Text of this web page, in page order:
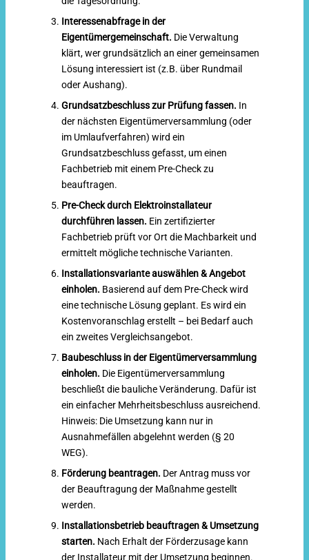
Interessenabfrage in der
Eigentümergemeinschaft. Die Verwaltung
klärt, wer grundsätzlich an einer gemeinsamen
Lösung interessiert ist (z.B. über Rundmail
oder Aushang).
Grundsatzbeschluss zur Prüfung fassen. In
der nächsten Eigentümerversammlung (oder
im Umlaufverfahren) wird ein
Grundsatzbeschluss gefasst, um einen
Fachbetrieb mit einem Pre-Check zu
beauftragen.
Pre-Check durch Elektroinstallateur
durchführen lassen. Ein zertifizierter
Fachbetrieb prüft vor Ort die Machbarkeit und
ermittelt mögliche technische Varianten.
Installationsvariante auswählen & Angebot
einholen. Basierend auf dem Pre-Check wird
eine technische Lösung geplant. Es wird ein
Kostenvoranschlag erstellt – bei Bedarf auch
ein zweites Vergleichsangebot.
Baubeschluss in der Eigentümerversammlung
einholen. Die Eigentümerversammlung
beschließt die bauliche Veränderung. Dafür ist
ein einfacher Mehrheitsbeschluss ausreichend.
Hinweis: Die Umsetzung kann nur in
Ausnahmefällen abgelehnt werden (§ 20
WEG).
Förderung beantragen. Der Antrag muss vor
der Beauftragung der Maßnahme gestellt
werden.
Installationsbetrieb beauftragen & Umsetzung
starten. Nach Erhalt der Förderzusage kann
der Installateur mit der Umsetzung beginnen.